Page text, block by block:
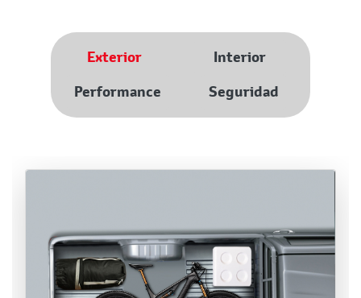
Exterior
Interior
Performance
Seguridad